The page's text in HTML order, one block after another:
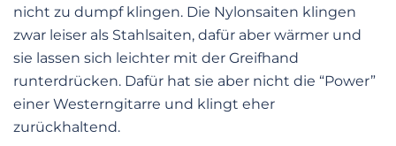
nicht zu dumpf klingen. Die Nylonsaiten klingen
zwar leiser als Stahlsaiten, dafür aber wärmer und
sie lassen sich leichter mit der Greifhand
runterdrücken. Dafür hat sie aber nicht die “Power”
einer Westerngitarre und klingt eher
zurückhaltend.